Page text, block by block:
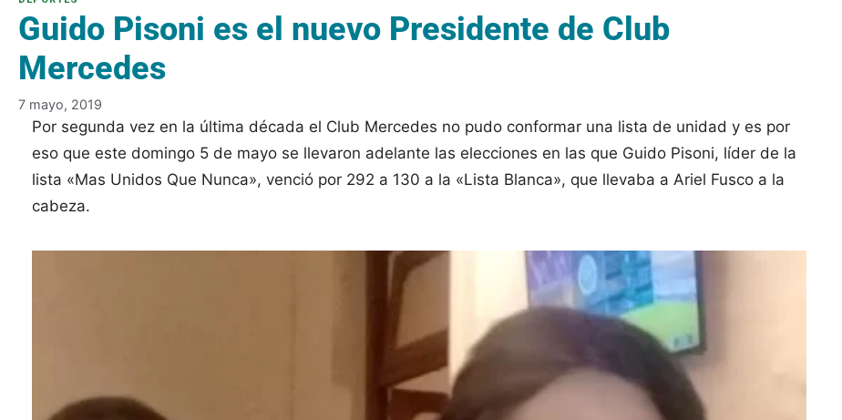
Guido Pisoni es el nuevo Presidente de Club
Mercedes
7 mayo, 2019
Por segunda vez en la última década el Club Mercedes no pudo conformar una lista de unidad y es por
eso que este domingo 5 de mayo se llevaron adelante las elecciones en las que Guido Pisoni, líder de la
lista «Mas Unidos Que Nunca», venció por 292 a 130 a la «Lista Blanca», que llevaba a Ariel Fusco a la
cabeza.